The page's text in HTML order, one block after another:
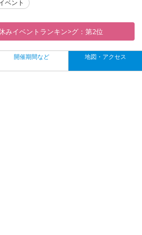
ベント
みイベントランキン>グ：第2位
開催期間など 地図・アクセス